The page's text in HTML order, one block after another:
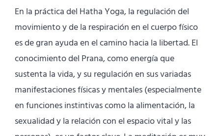
En la práctica del Hatha Yoga, la regulación del
movimiento y de la respiración en el cuerpo físico
es de gran ayuda en el camino hacia la libertad. El
conocimiento del Prana, como energía que
sustenta la vida, y su regulación en sus variadas
manifestaciones físicas y mentales (especialmente
en funciones instintivas como la alimentación, la
sexualidad y la relación con el espacio vital y las